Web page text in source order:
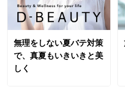
無理をしない夏バテ対策
で、真夏もいきいきと美
しく